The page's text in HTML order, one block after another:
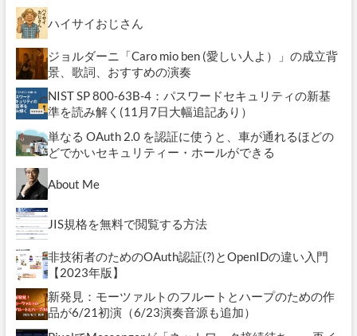
が
直
し
て
い
た
困
難
さ〜
ハイサイおじさん
ジョルダーニ「Caro mio ben (愛しい人よ）」の成立背
景、歌詞、おすすめの演奏
NIST SP 800-63B-4：パスワードセキュリティの新基
準を読み解く(11月7日大幅追記あり）
単なる OAuth 2.0 を認証に使うと、車が通れるほどの
どでかいセキュリティー・ホールができる
About Me
JIS規格を無料で閲覧する方法
非技術者のためのOAuth認証(?)とOpenIDの違い入門
【2023年版】
新発見：モーツァルトのフルートとハープのための作
品が6/21初演（6/23演奏音源も追加）